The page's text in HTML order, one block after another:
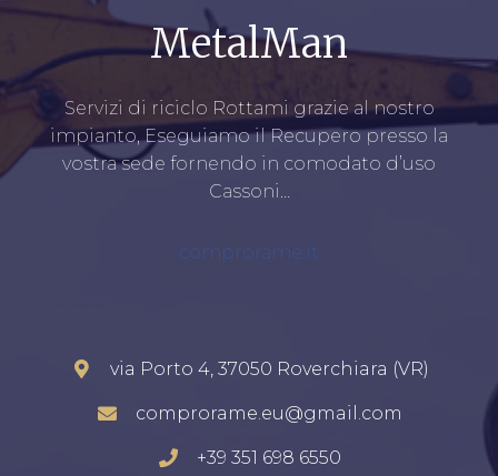
MetalMan
Servizi di riciclo Rottami grazie al nostro
impianto, Eseguiamo il Recupero presso la
vostra sede fornendo in comodato d’uso
Cassoni…
comprorame.it
via Porto 4, 37050 Roverchiara (VR)
comprorame.eu@gmail.com
+39 351 698 6550